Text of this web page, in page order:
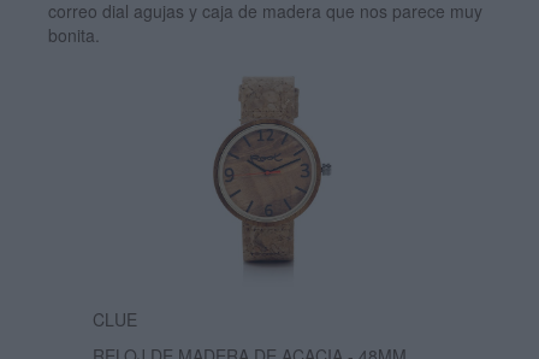
correo dial agujas y caja de madera que nos parece muy
bonita.
CLUE